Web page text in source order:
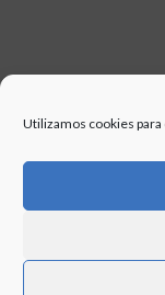
Utilizamos cookies